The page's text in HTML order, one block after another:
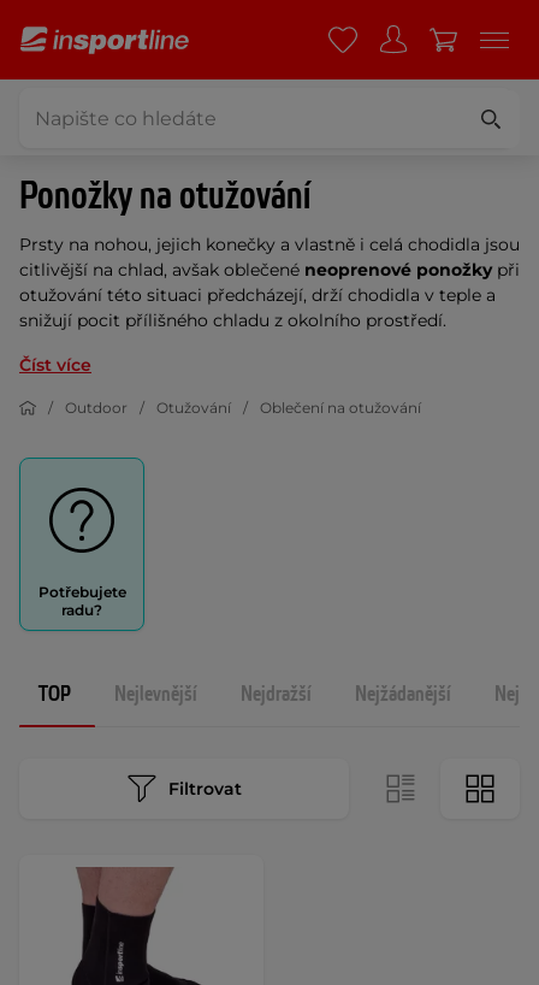
Ponožky na otužování
Prsty na nohou, jejich konečky a vlastně i celá chodidla jsou
citlivější na chlad, avšak oblečené neoprenové ponožky při
otužování této situaci předcházejí, drží chodidla v teple a
snižují pocit přílišného chladu z okolního prostředí.
Číst více
Outdoor Otužování Oblečení na otužování
Potřebujete
radu?
TOP Nejlevnější Nejdražší Nejžádanější
Filtrovat